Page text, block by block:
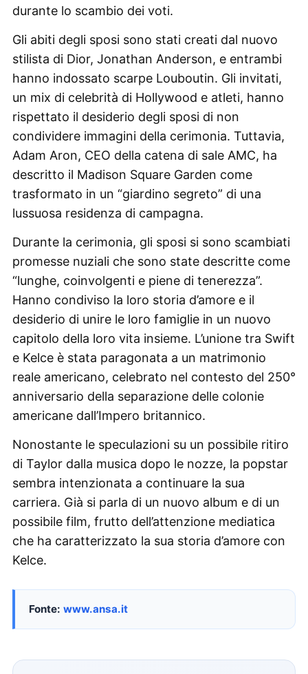
durante lo scambio dei voti.
Gli abiti degli sposi sono stati creati dal nuovo
stilista di Dior, Jonathan Anderson, e entrambi
hanno indossato scarpe Louboutin. Gli invitati,
un mix di celebrità di Hollywood e atleti, hanno
rispettato il desiderio degli sposi di non
condividere immagini della cerimonia. Tuttavia,
Adam Aron, CEO della catena di sale AMC, ha
descritto il Madison Square Garden come
trasformato in un “giardino segreto” di una
lussuosa residenza di campagna.
Durante la cerimonia, gli sposi si sono scambiati
promesse nuziali che sono state descritte come
“lunghe, coinvolgenti e piene di tenerezza”.
Hanno condiviso la loro storia d’amore e il
desiderio di unire le loro famiglie in un nuovo
capitolo della loro vita insieme. L’unione tra Swift
e Kelce è stata paragonata a un matrimonio
reale americano, celebrato nel contesto del 250°
anniversario della separazione delle colonie
americane dall’Impero britannico.
Nonostante le speculazioni su un possibile ritiro
di Taylor dalla musica dopo le nozze, la popstar
sembra intenzionata a continuare la sua
carriera. Già si parla di un nuovo album e di un
possibile film, frutto dell’attenzione mediatica
che ha caratterizzato la sua storia d’amore con
Kelce.
Fonte: www.ansa.it